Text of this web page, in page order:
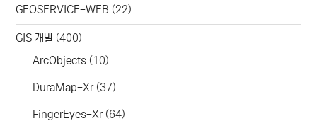
GEOSERVICE-WEB (22)
GIS 개발 (400)
ArcObjects (10)
DuraMap-Xr(37)
FingerEyes-Xr(64)